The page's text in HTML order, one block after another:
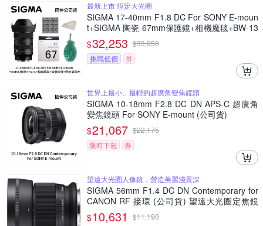
最新上市 恆定大光圈
SIGMA 17-40mm F1.8 DC For SONY E-moun
t+SIGMA 陶瓷 67mm保護鏡+相機魔毯+BW-13
0吹球+3030麂皮清潔布 (公司貨)
$32,253 $33,950
挑戰低價
券
世界上最小、最輕的超廣角變焦鏡頭
SIGMA 10-18mm F2.8 DC DN APS-C 超廣角
變焦鏡頭 For SONY E-mount (公司貨)
$21,067 $22,175
限時下殺
券
望遠大光圈人像鏡，營造美麗淺景深
SIGMA 56mm F1.4 DC DN Contemporary for
CANON RF 接環 (公司貨) 望遠大光圈定焦鏡
人像鏡 APS-C 無反微單眼專用鏡頭
$10,631 $11,190